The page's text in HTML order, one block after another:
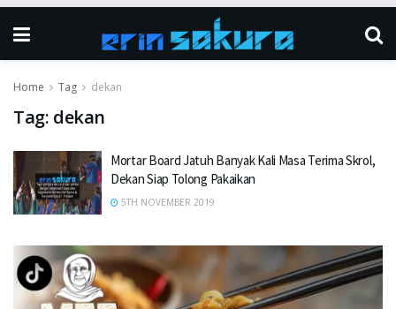
Home Tag dekan
Tag: dekan
Mortar Board Jatuh Banyak Kali Masa Terima Skrol,
Dekan Siap Tolong Pakaikan
5TH NOVEMBER 2019